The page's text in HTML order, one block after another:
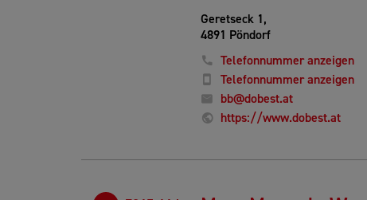
Geretseck 1,
4891 Pöndorf
Telefonnummer anzeigen
Telefonnummer anzeigen
bb@dobest.at
https://www.dobest.at